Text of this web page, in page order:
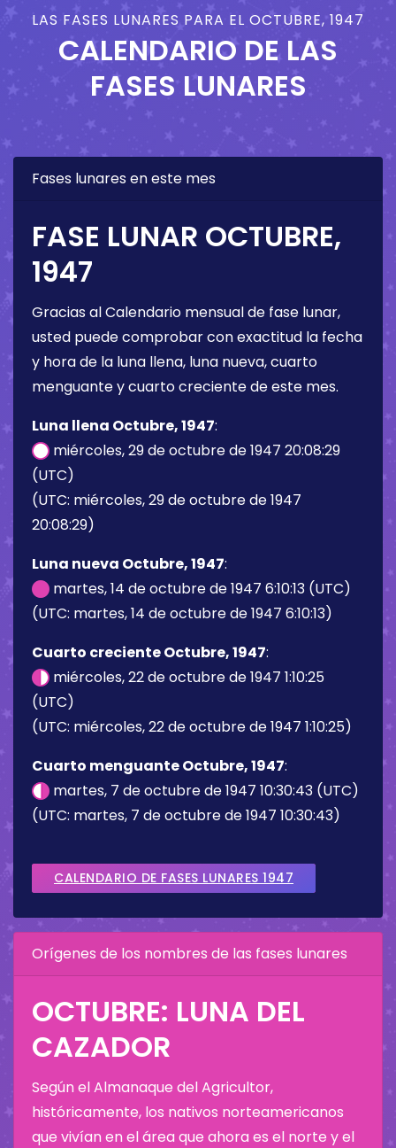
LAS FASES LUNARES PARA EL OCTUBRE, 1947
CALENDARIO DE LAS
FASES LUNARES
Fases lunares en este mes
FASE LUNAR OCTUBRE,
1947
Gracias al Calendario mensual de fase lunar,
usted puede comprobar con exactitud la fecha
y hora de la luna llena, luna nueva, cuarto
menguante y cuarto creciente de este mes.
Luna llena Octubre, 1947:
miércoles, 29 de octubre de 1947 20:08:29
(UTC)
(UTC: miércoles, 29 de octubre de 1947
20:08:29)
Luna nueva Octubre, 1947:
martes, 14 de octubre de 1947 6:10:13 (UTC)
(UTC: martes, 14 de octubre de 1947 6:10:13)
Cuarto creciente Octubre, 1947:
miércoles, 22 de octubre de 1947 1:10:25
(UTC)
(UTC: miércoles, 22 de octubre de 1947 1:10:25)
Cuarto menguante Octubre, 1947:
martes, 7 de octubre de 1947 10:30:43 (UTC)
(UTC: martes, 7 de octubre de 1947 10:30:43)
CALENDARIO DE FASES LUNARES 1947
Orígenes de los nombres de las fases lunares
OCTUBRE: LUNA DEL
CAZADOR
Según el Almanaque del Agricultor,
históricamente, los nativos norteamericanos
que vivían en el área que ahora es el norte y el